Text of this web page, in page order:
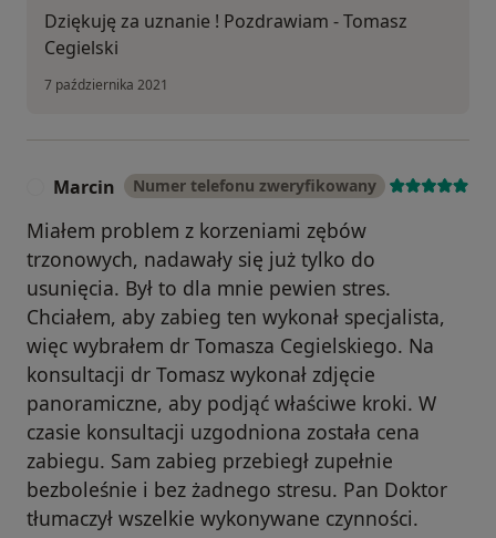
Dziękuję za uznanie ! Pozdrawiam - Tomasz
Cegielski
7 października 2021
Marcin Numer telefonu zweryfikowany
Miałem problem z korzeniami zębów
trzonowych, nadawały się już tylko do
usunięcia. Był to dla mnie pewien stres.
Chciałem, aby zabieg ten wykonał specjalista,
więc wybrałem dr Tomasza Cegielskiego. Na
konsultacji dr Tomasz wykonał zdjęcie
panoramiczne, aby podjąć właściwe kroki. W
czasie konsultacji uzgodniona została cena
zabiegu. Sam zabieg przebiegł zupełnie
bezboleśnie i bez żadnego stresu. Pan Doktor
tłumaczył wszelkie wykonywane czynności.